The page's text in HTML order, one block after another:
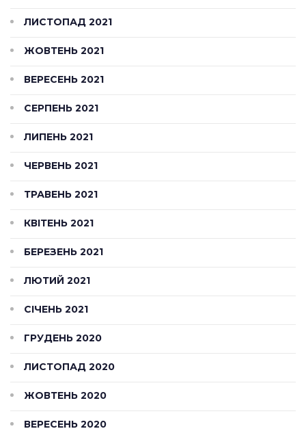
ЛИСТОПАД 2021
ЖОВТЕНЬ 2021
ВЕРЕСЕНЬ 2021
СЕРПЕНЬ 2021
ЛИПЕНЬ 2021
ЧЕРВЕНЬ 2021
ТРАВЕНЬ 2021
КВІТЕНЬ 2021
БЕРЕЗЕНЬ 2021
ЛЮТИЙ 2021
СІЧЕНЬ 2021
ГРУДЕНЬ 2020
ЛИСТОПАД 2020
ЖОВТЕНЬ 2020
ВЕРЕСЕНЬ 2020